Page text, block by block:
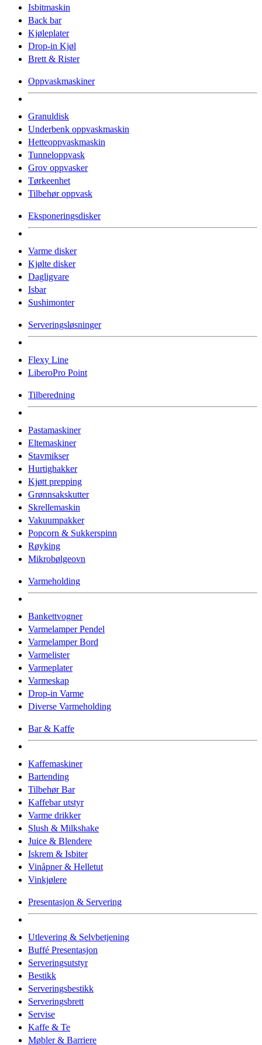
Isbitmaskin
Back bar
Kjøleplater
Drop-in Kjøl
Brett & Rister
Oppvaskmaskiner
Granuldisk
Underbenk oppvaskmaskin
Hetteoppvaskmaskin
Tunneloppvask
Grov oppvasker
Tørkeenhet
Tilbehør oppvask
Eksponeringsdisker
Varme disker
Kjølte disker
Dagligvare
Isbar
Sushimonter
Serveringsløsninger
Flexy Line
LiberoPro Point
Tilberedning
Pastamaskiner
Eltemaskiner
Stavmikser
Hurtighakker
Kjøtt prepping
Grønnsakskutter
Skrellemaskin
Vakuumpakker
Popcorn & Sukkerspinn
Røyking
Mikrobølgeovn
Varmeholding
Bankettvogner
Varmelamper Pendel
Varmelamper Bord
Varmelister
Varmeplater
Varmeskap
Drop-in Varme
Diverse Varmeholding
Bar & Kaffe
Kaffemaskiner
Bartending
Tilbehør Bar
Kaffebar utstyr
Varme drikker
Slush & Milkshake
Juice & Blendere
Iskrem & Isbiter
Vinåpner & Helletut
Vinkjølere
Presentasjon & Servering
Utlevering & Selvbetjening
Buffé Presentasjon
Serveringsutstyr
Bestikk
Serveringsbestikk
Serveringsbrett
Servise
Kaffe & Te
Møbler & Barriere